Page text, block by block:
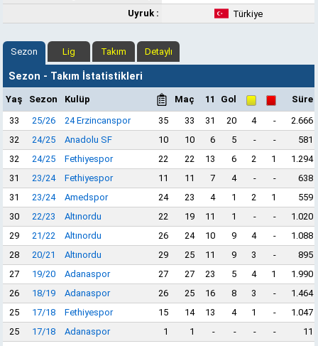
Uyruk :
Türkiye
Sezon Lig Takım Detaylı
Sezon - Takım İstatistikleri
Yaş Sezon Kulüp Maç 11 Gol
Süre
33
25/26 24 Erzincanspor 35 33 31 20 4 -
2.666
32
24/25 Anadolu SF 10 10 6 5 - -
581
32
24/25 Fethiyespor 22 22 13 6 2 1
1.294
31
23/24 Fethiyespor 11 11 7 4 - -
638
31
23/24 Amedspor 24 23 4 1 2 1
559
30
22/23 Altınordu 22 19 11 1 - -
1.020
29
21/22 Altınordu 26 24 10 9 4 -
1.088
28
20/21 Altınordu 29 25 11 9 3 -
895
27
19/20 Adanaspor 27 27 23 5 4 1
1.990
26
18/19 Adanaspor 26 25 16 8 3 -
1.464
25
17/18 Fethiyespor 15 14 13 4 1 -
1.047
25
17/18 Adanaspor 1 1 - - - -
11